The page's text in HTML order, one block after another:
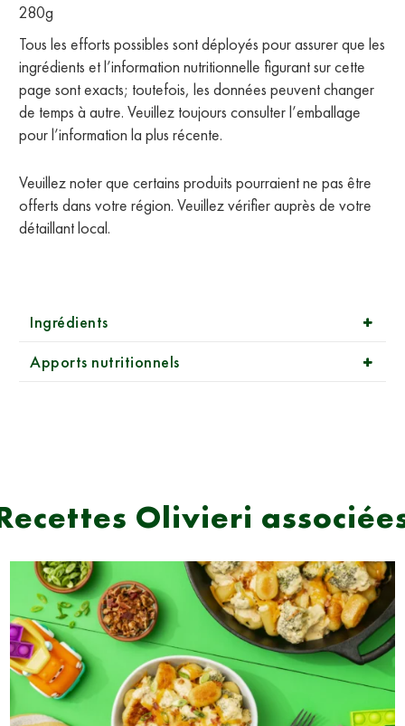
280g
Tous les efforts possibles sont déployés pour assurer que les
ingrédients et l’information nutritionnelle figurant sur cette
page sont exacts; toutefois, les données peuvent changer
de temps à autre. Veuillez toujours consulter l’emballage
pour l’information la plus récente.
Veuillez noter que certains produits pourraient ne pas être
offerts dans votre région. Veuillez vérifier auprès de votre
détaillant local.
Ingrédients
Apports nutritionnels
Olivieri